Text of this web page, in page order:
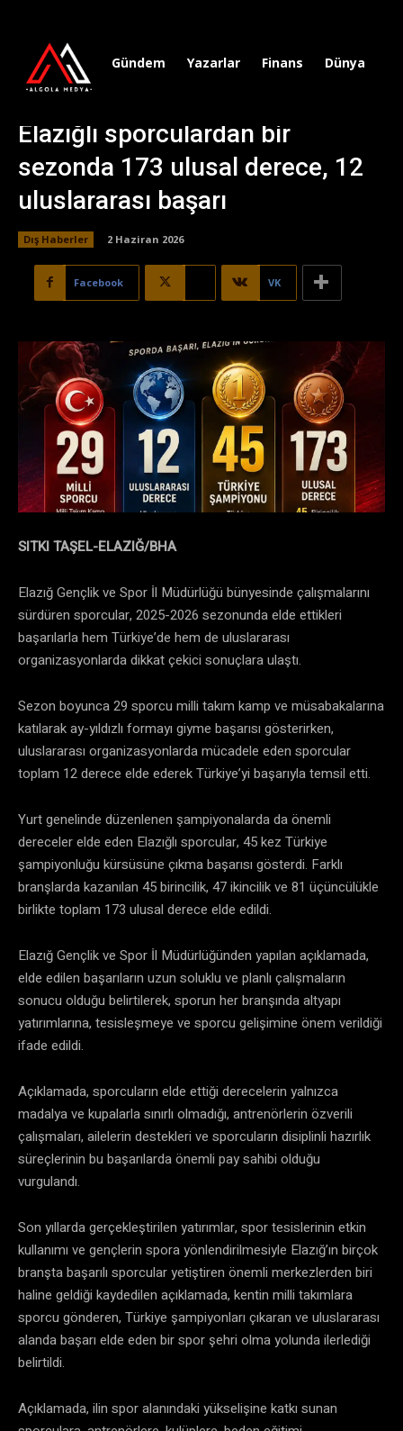
Gündem Yazarlar Finans Dünya
Elazığlı sporculardan bir
sezonda 173 ulusal derece, 12
uluslararası başarı
Dış Haberler 2 Haziran 2026
Facebook VK
SITKI TAŞEL-ELAZIĞ/BHA
Elazığ Gençlik ve Spor İl Müdürlüğü bünyesinde çalışmalarını
sürdüren sporcular, 2025-2026 sezonunda elde ettikleri
başarılarla hem Türkiye’de hem de uluslararası
organizasyonlarda dikkat çekici sonuçlara ulaştı.
Sezon boyunca 29 sporcu milli takım kamp ve müsabakalarına
katılarak ay-yıldızlı formayı giyme başarısı gösterirken,
uluslararası organizasyonlarda mücadele eden sporcular
toplam 12 derece elde ederek Türkiye’yi başarıyla temsil etti.
Yurt genelinde düzenlenen şampiyonalarda da önemli
dereceler elde eden Elazığlı sporcular, 45 kez Türkiye
şampiyonluğu kürsüsüne çıkma başarısı gösterdi. Farklı
branşlarda kazanılan 45 birincilik, 47 ikincilik ve 81 üçüncülükle
birlikte toplam 173 ulusal derece elde edildi.
Elazığ Gençlik ve Spor İl Müdürlüğünden yapılan açıklamada,
elde edilen başarıların uzun soluklu ve planlı çalışmaların
sonucu olduğu belirtilerek, sporun her branşında altyapı
yatırımlarına, tesisleşmeye ve sporcu gelişimine önem verildiği
ifade edildi.
Açıklamada, sporcuların elde ettiği derecelerin yalnızca
madalya ve kupalarla sınırlı olmadığı, antrenörlerin özverili
çalışmaları, ailelerin destekleri ve sporcuların disiplinli hazırlık
süreçlerinin bu başarılarda önemli pay sahibi olduğu
vurgulandı.
Son yıllarda gerçekleştirilen yatırımlar, spor tesislerinin etkin
kullanımı ve gençlerin spora yönlendirilmesiyle Elazığ’ın birçok
branşta başarılı sporcular yetiştiren önemli merkezlerden biri
haline geldiği kaydedilen açıklamada, kentin milli takımlara
sporcu gönderen, Türkiye şampiyonları çıkaran ve uluslararası
alanda başarı elde eden bir spor şehri olma yolunda ilerlediği
belirtildi.
Açıklamada, ilin spor alanındaki yükselişine katkı sunan